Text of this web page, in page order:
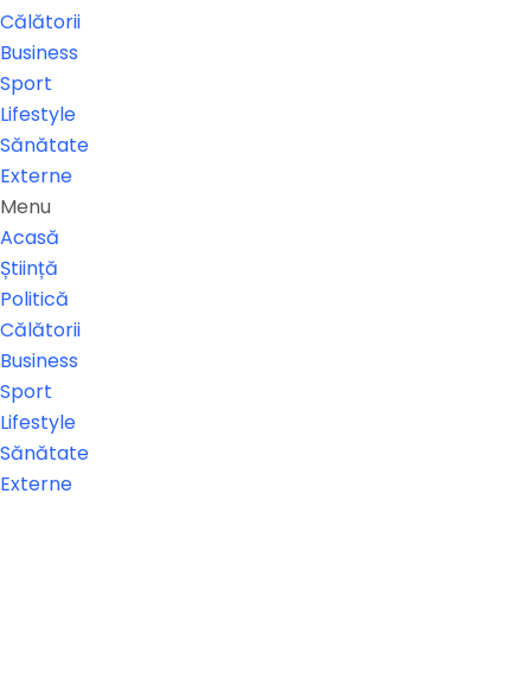
Călătorii
Business
Sport
Lifestyle
Sănătate
Externe
Menu
Acasă
Știință
Politică
Călătorii
Business
Sport
Lifestyle
Sănătate
Externe